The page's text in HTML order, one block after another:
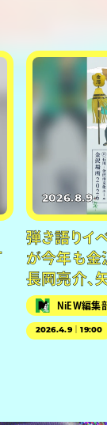
2026.8.9
弾き語りイ
が今年も金
長岡亮介、
NiEW編集
2026.4.9｜19:00